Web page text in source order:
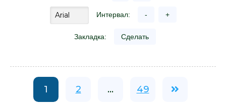
Интервал: - +
Закладка: Сделать
1 2 ... 49